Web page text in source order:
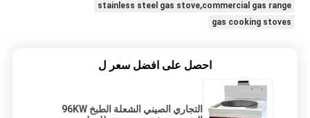
stainless steel gas stove,commercial gas range
gas cooking stoves
احصل على افضل سعر ل
التجاري الصيني الشعلة الطبخ 96KW